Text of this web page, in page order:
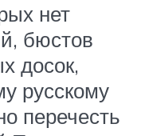
нет
бюстов
досок,
русскому
перечесть